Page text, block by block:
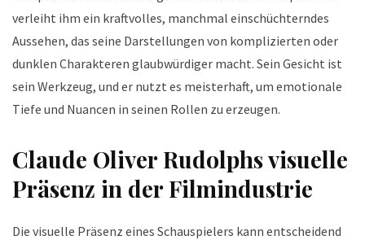
verleiht ihm ein kraftvolles, manchmal einschüchterndes
Aussehen, das seine Darstellungen von komplizierten oder
dunklen Charakteren glaubwürdiger macht. Sein Gesicht ist
sein Werkzeug, und er nutzt es meisterhaft, um emotionale
Tiefe und Nuancen in seinen Rollen zu erzeugen.
Claude Oliver Rudolphs visuelle
Präsenz in der Filmindustrie
Die visuelle Präsenz eines Schauspielers kann entscheidend